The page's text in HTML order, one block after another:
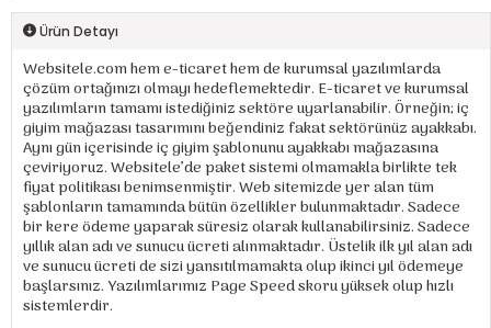
Ürün Detayı
Websitele.com hem e-ticaret hem de kurumsal yazılımlarda
çözüm ortağınızı olmayı hedeflemektedir. E-ticaret ve kurumsal
yazılımların tamamı istediğiniz sektöre uyarlanabilir. Örneğin; iç
giyim mağazası tasarımını beğendiniz fakat sektörünüz ayakkabı.
Aynı gün içerisinde iç giyim şablonunu ayakkabı mağazasına
çeviriyoruz. Websitele’de paket sistemi olmamakla birlikte tek
fiyat politikası benimsenmiştir. Web sitemizde yer alan tüm
şablonların tamamında bütün özellikler bulunmaktadır. Sadece
bir kere ödeme yaparak süresiz olarak kullanabilirsiniz. Sadece
yıllık alan adı ve sunucu ücreti alınmaktadır. Üstelik ilk yıl alan adı
ve sunucu ücreti de sizi yansıtılmamakta olup ikinci yıl ödemeye
başlarsınız. Yazılımlarımız Page Speed skoru yüksek olup hızlı
sistemlerdir.